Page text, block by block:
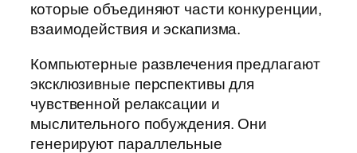
которые объединяют части конкуренции,
взаимодействия и эскапизма.
Компьютерные развлечения предлагают
эксклюзивные перспективы для
чувственной релаксации и
мыслительного побуждения. Они
генерируют параллельные